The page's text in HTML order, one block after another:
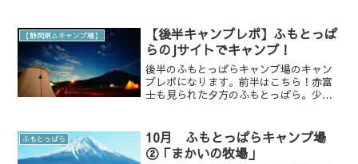
た際は、先陣組が午前から行って場所を
取っておいてもらったの...
【静岡県△キャンプ場】
【後半キャンプレポ】ふもとっぱ
らのJサイトでキャンプ！
後半のふもとっぱらキャンプ場のキャン
プレポになります。前半はこちら！赤富
士も見られた夕方のふもとっぱら。少し
気になりません。風に乗って、例の肥料
のような堆肥というか、動...
ふもとっぱら
10月 ふもとっぱらキャンプ場
②「まかいの牧場」